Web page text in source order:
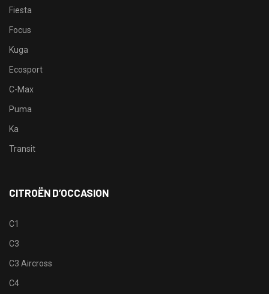
Fiesta
Focus
Kuga
Ecosport
C-Max
Puma
Ka
Transit
CITROËN D’OCCASION
C1
C3
C3 Aircross
C4